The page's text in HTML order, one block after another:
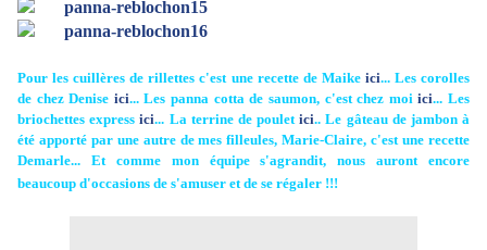
Pour les cuillères de rillettes c'est une recette de Maike ici... Les corolles
de chez Denise ici... Les panna cotta de saumon, c'est chez moiici... Les
briochettes expressici... La terrine de pouletici.. Le gâteau de jambon à
été apporté par une autre de mes filleules, Marie-Claire, c'est une recette
Demarle... Et comme mon équipe s'agrandit, nous auront encore
beaucoup d'occasions de s'amuser et de se régaler !!!